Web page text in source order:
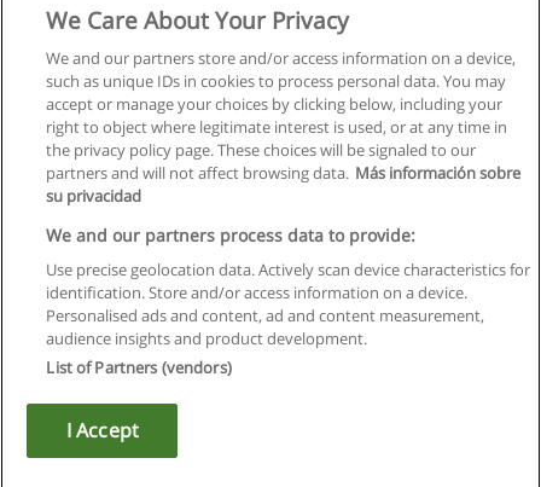
Regras de uso
Privacidade de dados
Copyright © Educaedu Business S.L. - CIF : B-95610580: -
We Care About Your Privacy
We and our partners store and/or access information on a device,
such as unique IDs in cookies to process personal data. You may
accept or manage your choices by clicking below, including your
right to object where legitimate interest is used, or at any time in
the privacy policy page. These choices will be signaled to our
partners and will not affect browsing data. Más información sobre
su privacidad
We and our partners process data to provide:
Use precise geolocation data. Actively scan device characteristics for
identification. Store and/or access information on a device.
Personalised ads and content, ad and content measurement,
audience insights and product development.
List of Partners (vendors)
I Accept